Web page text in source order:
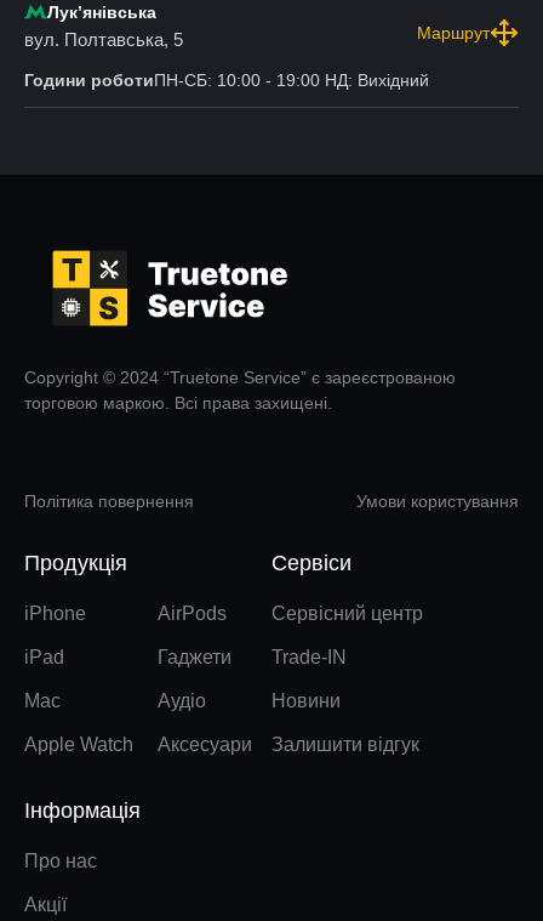
Лукʼянівська
вул. Полтавська, 5 Маршрут
Години роботиПН-СБ: 10:00 - 19:00 НД: Вихідний
Copyright © 2024 “Truetone Service” є зареєстрованою
торговою маркою. Всі права захищені.
Політика повернення Умови користування
Продукція
iPhone
iPad
Mac
Apple Watch
AirPods
Гаджети
Аудіо
Аксесуари
Сервіси
Сервісний центр
Trade-IN
Новини
Залишити відгук
Інформація
Про нас
Акції